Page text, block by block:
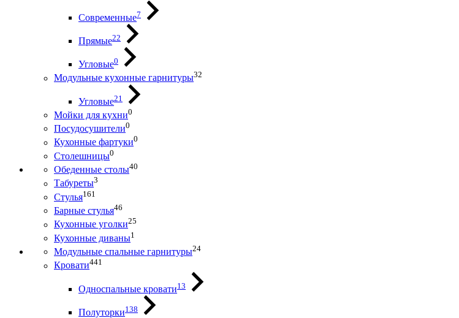
Современные7
Прямые22
Угловые0
Модульные кухонные гарнитуры32
Угловые21
Мойки для кухни0
Посудосушители0
Кухонные фартуки0
Столешницы0
Обеденные столы40
Табуреты3
Стулья161
Барные стулья46
Кухонные уголки25
Кухонные диваны1
Модульные спальные гарнитуры24
Кровати441
Односпальные кровати13
Полуторки138